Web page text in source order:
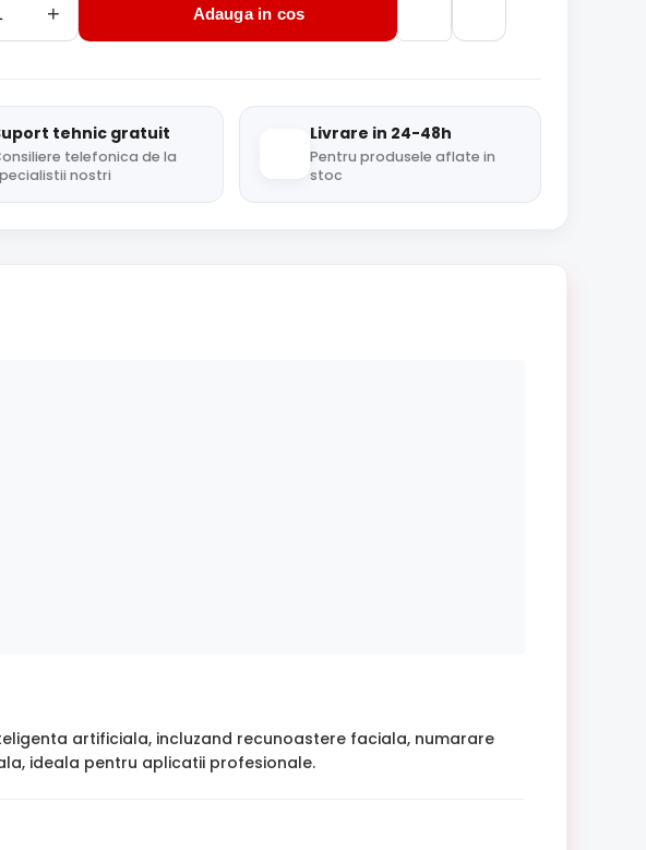
+ Adauga in cos
tehnic gratuit
telefonica de la
nostri
Livrare in 24-48h
Pentru produsele aflate in
stoc
artificiala, incluzand recunoastere faciala, numarare
ideala pentru aplicatii profesionale.